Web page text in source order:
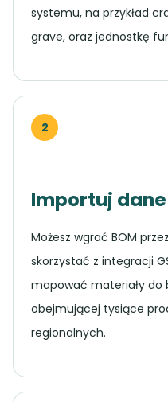
systemu, na przykład
grave, oraz jednostkę
2
Importuj
Możesz wgrać BOM
skorzystać z integracji
mapować materiały do
obejmującej tysiące
regionalnych.